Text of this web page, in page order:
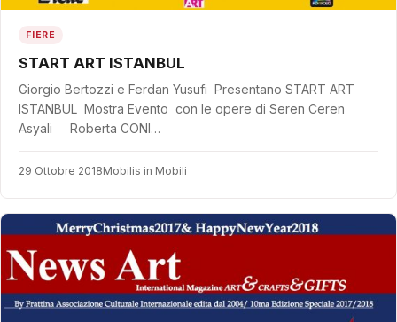
FIERE
START ART ISTANBUL
Giorgio Bertozzi e Ferdan Yusufi Presentano START ART
ISTANBUL Mostra Evento con le opere di Seren Ceren
Asyali Roberta CONI…
29 Ottobre 2018Mobilis in Mobili